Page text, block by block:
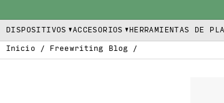
DISPOSITIVOS ACCESORIOS HERRAMIENTAS DE
Inicio / Freewriting Blog /